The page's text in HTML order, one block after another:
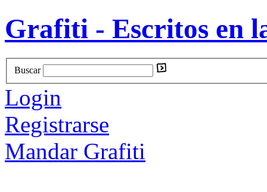
Grafiti - Escritos en
Buscar
Login
Registrarse
Mandar Grafiti